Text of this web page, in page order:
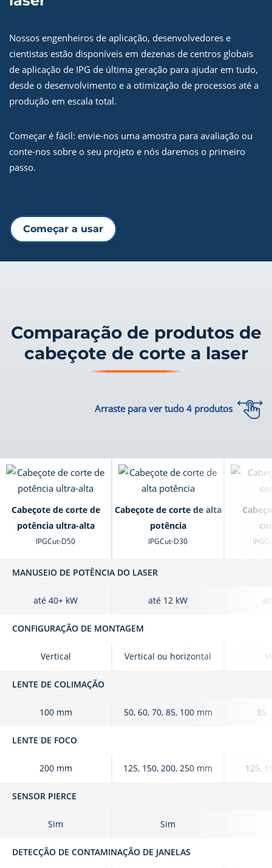
Nossos engenheiros de aplicação, desenvolvedores e
cientistas estão disponíveis em dezenas de centros globais
de aplicação de IPG de última geração para ajudar em tudo,
desde o desenvolvimento e a otimização de processos até a
produção em escala total.
Começar é fácil: envie-nos uma amostra para avaliação ou
conte-nos sobre o seu projeto e nós daremos o primeiro
passo.
Começar a usar
Comparação de produtos de
cabeçote de corte a laser
Arraste para ver tudo 4 produtos
Cabeçote de corte de
potência ultra-alta
Cabeçote de corte de alta
potência
IPGCut-D50 IPGCut-D30
MANUSEIO DE POTÊNCIA DO LASER
até 40+ kW até 12 kW
CONFIGURAÇÃO DE MONTAGEM
Vertical Vertical ou horizontal
LENTE DE COLIMAÇÃO
100 mm 50, 60, 70, 85, 100 mm 85,
LENTE DE FOCO
200 mm 125, 150, 200, 250 mm 125,
SENSOR PIERCE
Sim Sim
DETECÇÃO DE CONTAMINAÇÃO DE JANELAS